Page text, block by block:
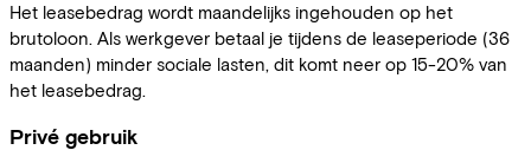
Het leasebedrag wordt maandelijks ingehouden op het
brutoloon. Als werkgever betaal je tijdens de leaseperiode (36
maanden) minder sociale lasten, dit komt neer op 15-20% van
het leasebedrag.
Privé gebruik